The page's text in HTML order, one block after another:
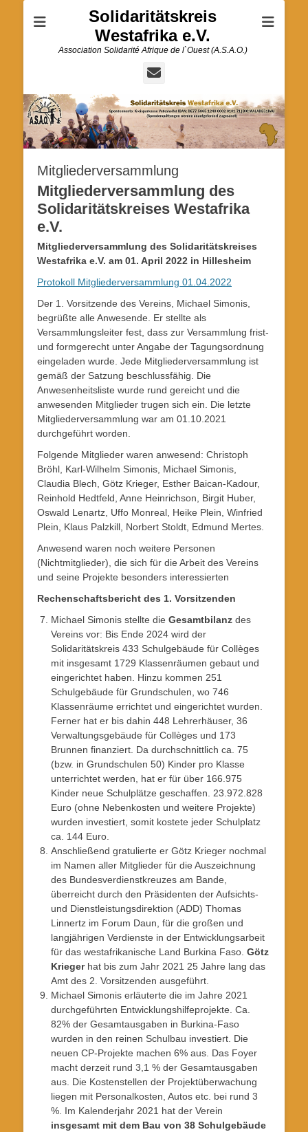
Solidaritätskreis
Westafrika e.V.
Association Solidarité Afrique de l`Ouest (A.S.A.O.)
E-
Mitgliederversammlung
Mitgliederversammlung des
Solidaritätskreises Westafrika
e.V.
Mitgliederversammlung des Solidaritätskreises
Westafrika e.V. am 01. April 2022 in Hillesheim
Protokoll Mitgliederversammlung 01.04.2022
Der 1. Vorsitzende des Vereins, Michael Simonis,
begrüßte alle Anwesende. Er stellte als
Versammlungsleiter fest, dass zur Versammlung frist-
und formgerecht unter Angabe der Tagungsordnung
eingeladen wurde. Jede Mitgliederversammlung ist
gemäß der Satzung beschlussfähig. Die
Anwesenheitsliste wurde rund gereicht und die
anwesenden Mitglieder trugen sich ein. Die letzte
Mitgliederversammlung war am 01.10.2021
durchgeführt worden.
Folgende Mitglieder waren anwesend: Christoph
Bröhl, Karl-Wilhelm Simonis, Michael Simonis,
Claudia Blech, Götz Krieger, Esther Baican-Kadour,
Reinhold Hedtfeld, Anne Heinrichson, Birgit Huber,
Oswald Lenartz, Uffo Monreal, Heike Plein, Winfried
Plein, Klaus Palzkill, Norbert Stoldt, Edmund Mertes.
Anwesend waren noch weitere Personen
(Nichtmitglieder), die sich für die Arbeit des Vereins
und seine Projekte besonders interessierten
Rechenschaftsbericht des 1. Vorsitzenden
Michael Simonis stellte die Gesamtbilanz des
Vereins vor: Bis Ende 2024 wird der
Solidaritätskreis 433 Schulgebäude für Collèges
mit insgesamt 1729 Klassenräumen gebaut und
eingerichtet haben. Hinzu kommen 251
Schulgebäude für Grundschulen, wo 746
Klassenräume errichtet und eingerichtet wurden.
Ferner hat er bis dahin 448 Lehrerhäuser, 36
Verwaltungsgebäude für Collèges und 173
Brunnen finanziert. Da durchschnittlich ca. 75
(bzw. in Grundschulen 50) Kinder pro Klasse
unterrichtet werden, hat er für über 166.975
Kinder neue Schulplätze geschaffen. 23.972.828
Euro (ohne Nebenkosten und weitere Projekte)
wurden investiert, somit kostete jeder Schulplatz
ca. 144 Euro.
Anschließend gratulierte er Götz Krieger nochmal
im Namen aller Mitglieder für die Auszeichnung
des Bundesverdienstkreuzes am Bande,
überreicht durch den Präsidenten der Aufsichts-
und Dienstleistungsdirektion (ADD) Thomas
Linnertz im Forum Daun, für die großen und
langjährigen Verdienste in der Entwicklungsarbeit
für das westafrikanische Land Burkina Faso. Götz
Kriegerhat bis zum Jahr 2021 25 Jahre lang das
Amt des 2. Vorsitzenden ausgeführt.
Michael Simonis erläuterte die im Jahre 2021
durchgeführten Entwicklungshilfeprojekte. Ca.
82% der Gesamtausgaben in Burkina-Faso
wurden in den reinen Schulbau investiert. Die
neuen CP-Projekte machen 6% aus. Das Foyer
macht derzeit rund 3,1 % der Gesamtausgaben
aus. Die Kostenstellen der Projektüberwachung
liegen mit Personalkosten, Autos etc. bei rund 3
%. Im Kalenderjahr 2021 hat der Verein
insgesamt mit dem Bau von 38 Schulgebäude